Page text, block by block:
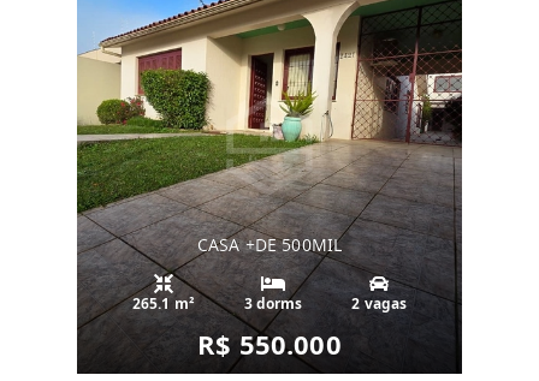
CASA +DE 500MIL
265.1 m² 3 dorms 2 vagas
R$ 550.000